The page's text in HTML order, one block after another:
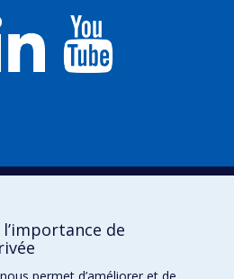
de
permet d’améliorer et de